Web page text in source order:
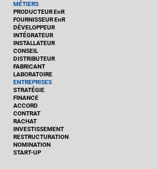
MÉTIERS
PRODUCTEUR EnR
FOURNISSEUR EnR
DÉVELOPPEUR
INTÉGRATEUR
INSTALLATEUR
CONSEIL
DISTRIBUTEUR
FABRICANT
LABORATOIRE
ENTREPRISES
STRATÉGIE
FINANCE
ACCORD
CONTRAT
RACHAT
INVESTISSEMENT
RESTRUCTURATION
NOMINATION
START-UP